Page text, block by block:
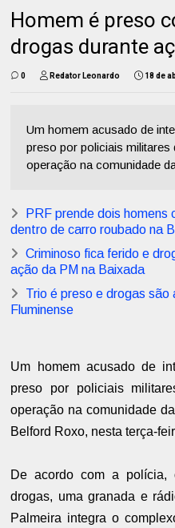
Homem é preso
drogas durante
0 Redator Leonardo 18 de
Um homem acusado de
preso por policiais militares
operação na comunidade
PRF prende dois homens
dentro de carro roubado na
Criminoso fica ferido e
ação da PM na Baixada
Trio é preso e drogas são
Fluminense
Um homem acusado de
preso por policiais
operação na comunidade
Belford Roxo, nesta terça-
De acordo com a polícia,
drogas, uma granada e
Palmeira integra o